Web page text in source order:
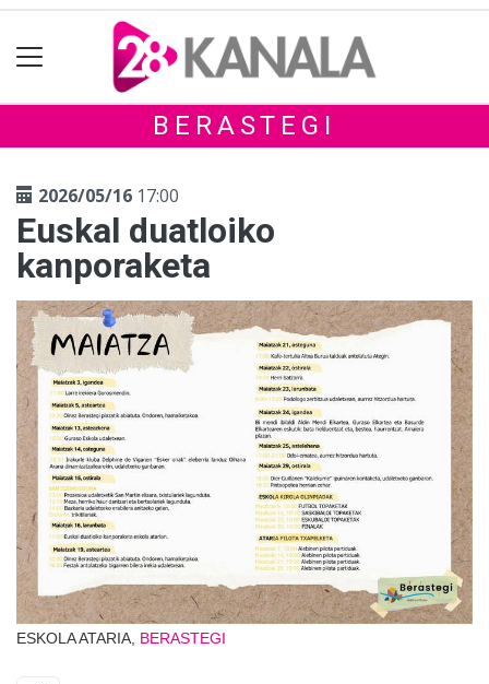
BERASTEGI
2026/05/16 17:00
Euskal duatloiko
kanporaketa
ESKOLA ATARIA, BERASTEGI